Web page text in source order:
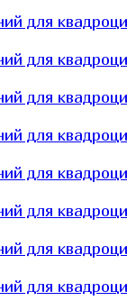
для
для
для
для
для
для
для
для